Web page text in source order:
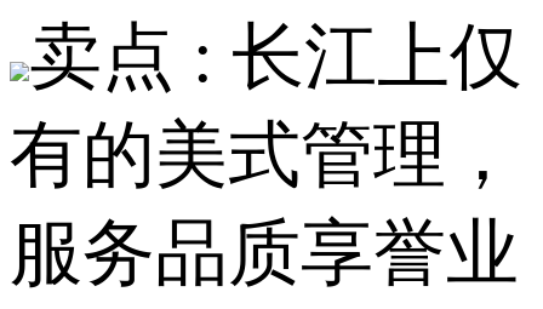
卖点 : 长江上仅
有的美式管理，
服务品质享誉业